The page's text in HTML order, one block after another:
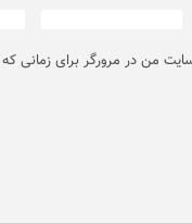
من در مرورگر برای زمانی که